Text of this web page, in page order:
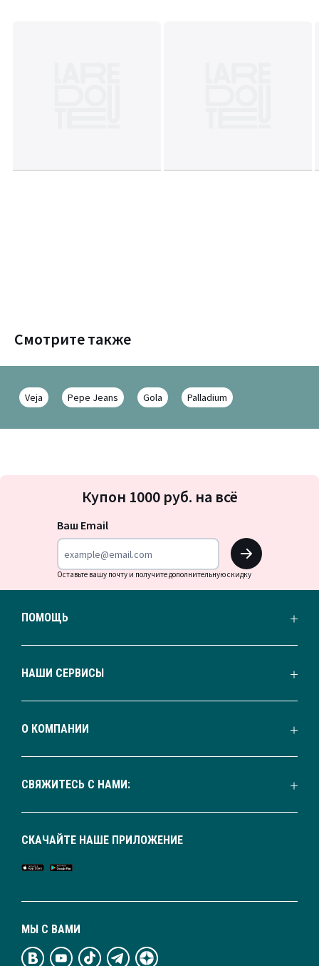
Смотрите также
Veja Pepe Jeans Gola Palladium
на
Купон 1000 руб. на всё
Ваш Email
OK
Оставьте вашу почту и получите дополнительную скидку
ПОМОЩЬ
НАШИ СЕРВИСЫ
О КОМПАНИИ
СВЯЖИТЕСЬ С НАМИ:
МЫ С ВАМИ
СКАЧАЙТЕ НАШЕ ПРИЛОЖЕНИЕ